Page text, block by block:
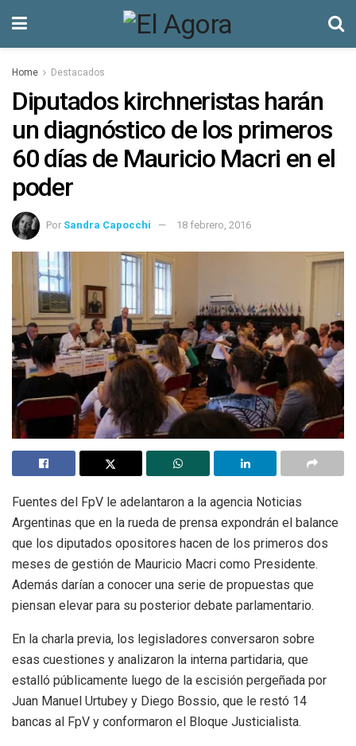
Home Destacados
Diputados kirchneristas harán
un diagnóstico de los primeros
60 días de Mauricio Macri en el
poder
Por Sandra Capocchi 18 febrero, 2016
Fuentes del FpV le adelantaron a la agencia Noticias
Argentinas que en la rueda de prensa expondrán el balance
que los diputados opositores hacen de los primeros dos
meses de gestión de Mauricio Macri como Presidente.
Además darían a conocer una serie de propuestas que
piensan elevar para su posterior debate parlamentario.
En la charla previa, los legisladores conversaron sobre
esas cuestiones y analizaron la interna partidaria, que
estalló públicamente luego de la escisión pergeñada por
Juan Manuel Urtubey y Diego Bossio, que le restó 14
bancas al FpV y conformaron el Bloque Justicialista.